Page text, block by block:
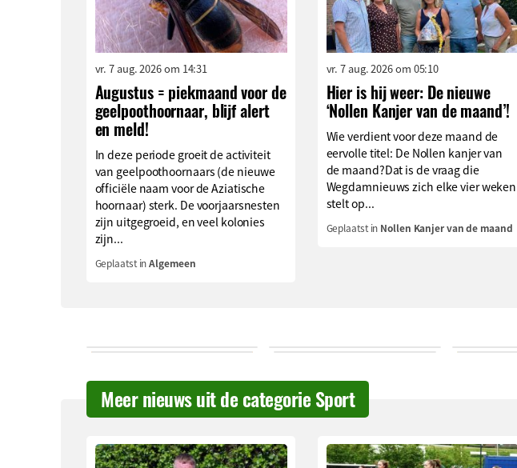
vr. 7 aug. 2026 om 14:31
Augustus = piekmaand voor de
geelpoothoornaar, blijf alert
en meld!
In deze periode groeit de activiteit
van geelpoothoornaars (de nieuwe
officiële naam voor de Aziatische
hoornaar) sterk. De voorjaarsnesten
zijn uitgegroeid, en veel kolonies
zijn...
Geplaatst inAlgemeen
vr. 7 aug. 2026 om 05:10
Hier is hij weer: De nieuwe
‘Nollen Kanjer van de maand’!
Wie verdient voor deze maand de
eervolle titel: De Nollen kanjer van
de maand?Dat is de vraag die
Wegdamnieuws zich elke vier weken
stelt op...
Geplaatst in Nollen Kanjer van de maand
Meer nieuws uit de categorie Sport